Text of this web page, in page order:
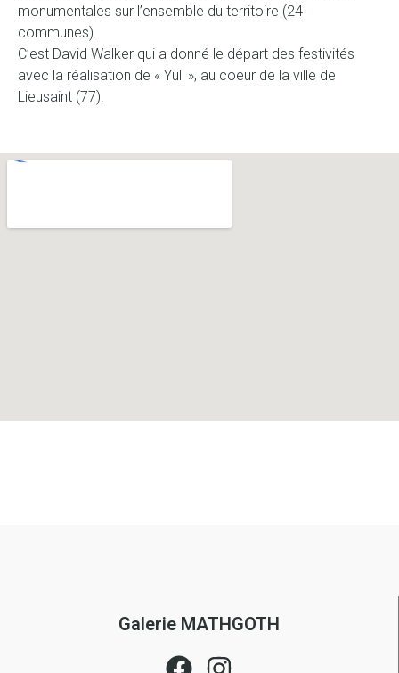
monumentales sur l’ensemble du territoire (24
communes).
C’est David Walker qui a donné le départ des festivités
avec la réalisation de « Yuli », au coeur de la ville de
Lieusaint (77).
Galerie MATHGOTH